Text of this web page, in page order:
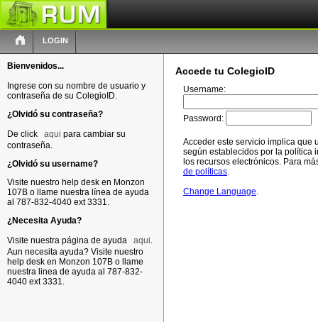
LOGIN
Bienvenidos...
Ingrese con su nombre de usuario y
contraseña de su ColegioID.
¿Olvidó su contraseña?
De click
aqui para cambiar su
contraseña.
¿Olvidó su username?
Visite nuestro help desk en Monzon
107B o llame nuestra línea de ayuda
al 787-832-4040 ext 3331.
¿Necesita Ayuda?
Visite nuestra página de ayuda
aqui.
Aun necesita ayuda? Visite nuestro
help desk en Monzon 107B o llame
nuestra linea de ayuda al 787-832-
4040 ext 3331.
Accede tu ColegioID
Username:
Password:
Acceder este servicio implica que
según establecidos por la política
los recursos electrónicos. Para
de políticas.
Change Language.